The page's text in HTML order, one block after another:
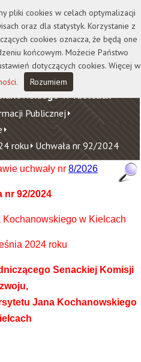
Wydawnictwo
w Kielcach
Publicznej
roku Uchwała nr 92/2024
uchwały nr 8/2026
nr 92/2024
w Kielcach
2024 roku
Senackiej Komisji
Jana Kochanowskiego
pliki cookies w celach optymalizacji
oraz dla statystyk. Korzystanie z
cookies oznacza, że będą one
końcowym. Możecie Państwo
dotyczących cookies. Więcej w
. Rozumiem